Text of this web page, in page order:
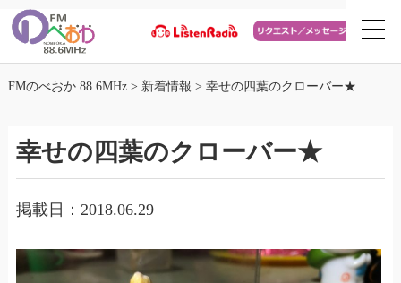
FMのべおか 88.6MHz> 新着情報 > 幸せの四葉のクローバー★
幸せの四葉のクローバー★
掲載日：2018.06.29